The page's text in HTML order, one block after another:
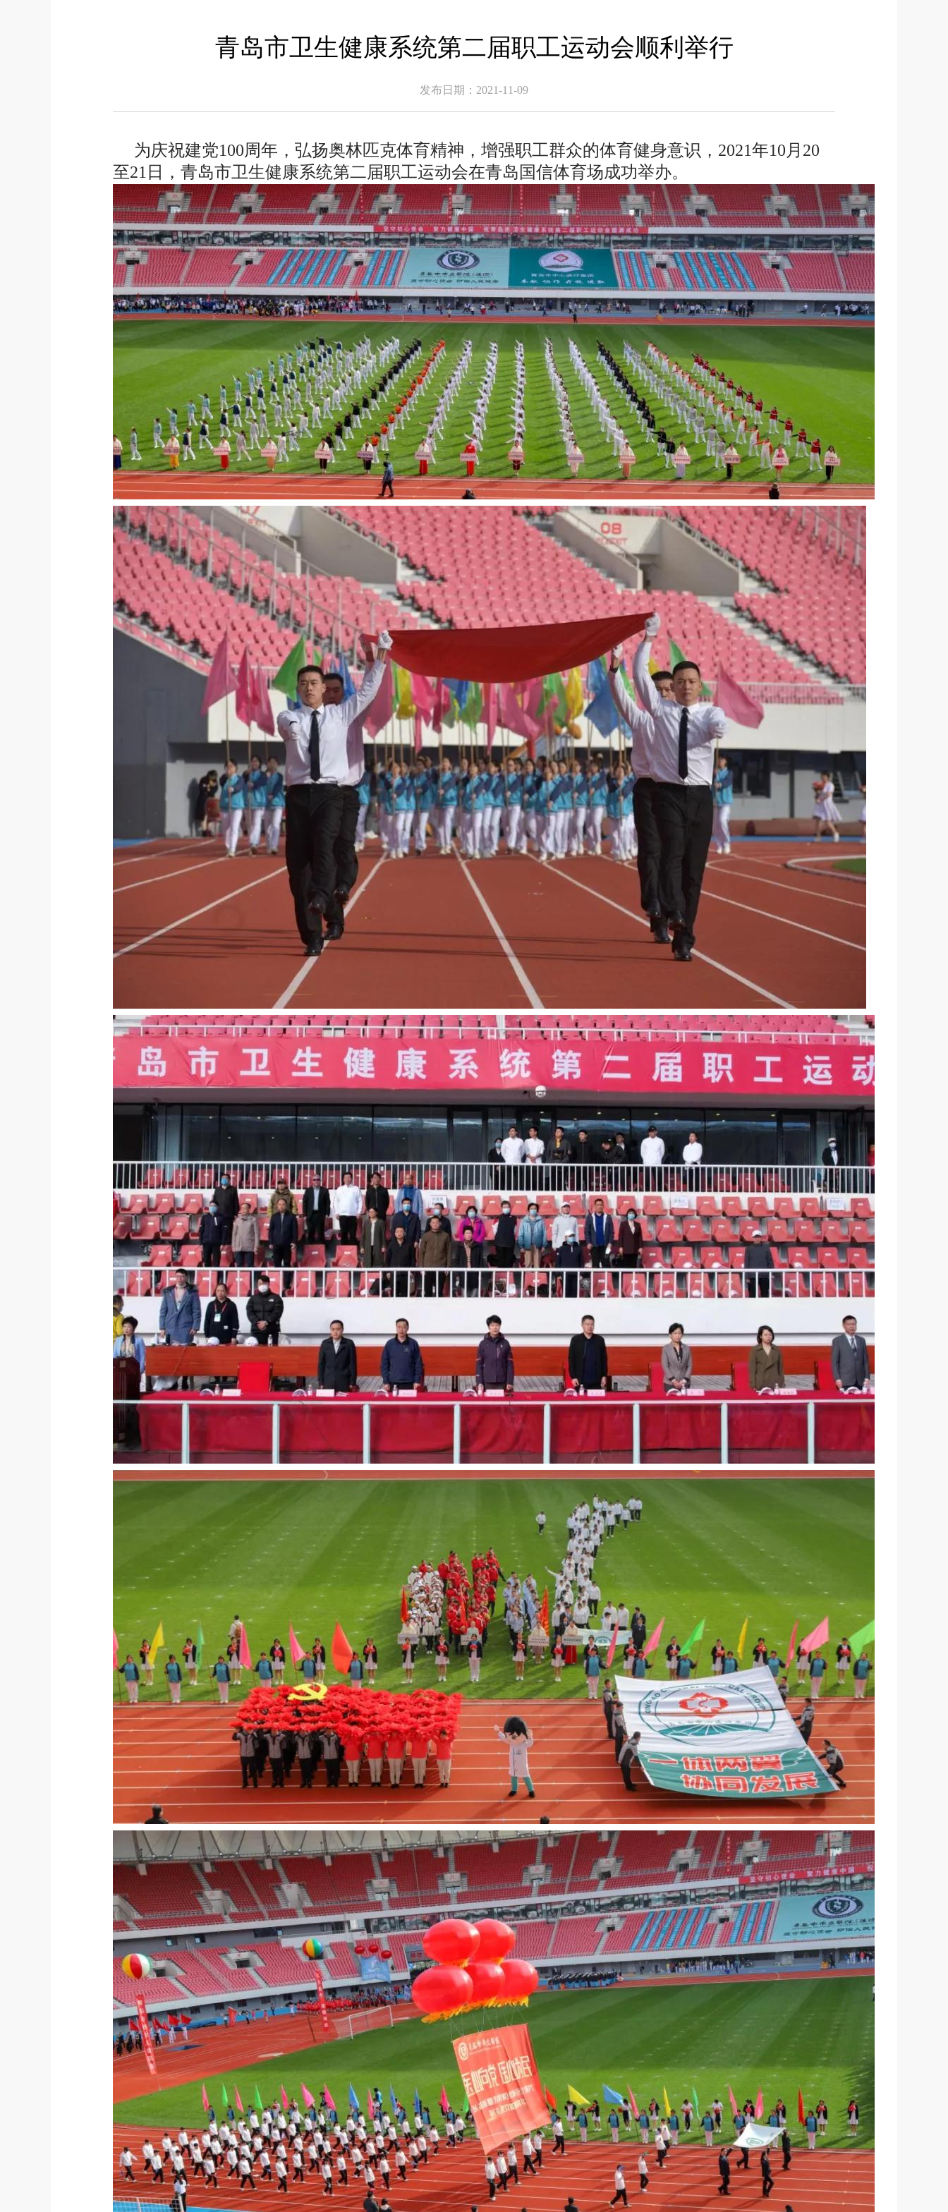
青岛市卫生健康系统第二届职工运动会顺利举行
发布日期：2021-11-09
为庆祝建党100周年，弘扬奥林匹克体育精神，增强职工群众的体育健身意识，2021年10月20
至21日，青岛市卫生健康系统第二届职工运动会在青岛国信体育场成功举办。